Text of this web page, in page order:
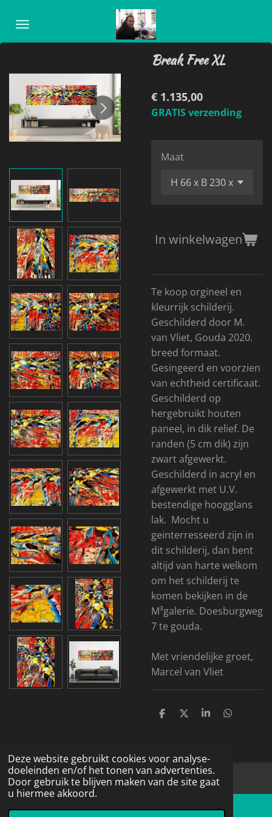
Deze website gebruikt cookies voor analyse-
doeleinden en/of het tonen van advertenties.
Door gebruik te blijven maken van de site gaat
u hiermee akkoord.
direct
naar
hoofdinhoud
Break Free XL
€ 1.135,00
GRATIS verzending
Maat
In winkelwagen
Te koop orgineel en
kleurrijk schilderij.
Geschilderd door M.
van Vliet, Gouda 2020.
breed formaat.
Gesingeerd en voorzien
van echtheid certificaat.
Geschilderd op
hergebruikt houten
paneel, in dik relief. De
randen (5 cm dik) zijn
zwart afgewerkt.
Geschilderd in acryl en
afgewerkt met U.V.
bestendige hoogglans
lak. Mocht u
geinterresseerd zijn in
dit schilderij, dan bent
altijd van harte welkom
om het schilderij te
komen bekijken in de
M³galerie. Doesburgweg
7 te gouda.
Met vriendelijke groet,
Marcel van Vliet
D
n
D
S
e
D
© 2016 - 2026 Schildermarcievabstract.nl